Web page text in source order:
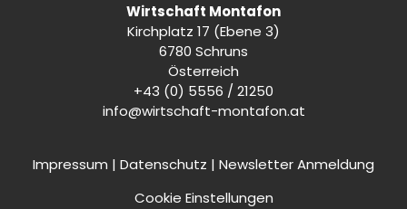
Wirtschaft Montafon
Kirchplatz 17 (Ebene 3)
6780 Schruns
Österreich
+43 (0) 5556 / 21250
info@wirtschaft-montafon.at
Impressum | Datenschutz | Newsletter Anmeldung
Cookie Einstellungen